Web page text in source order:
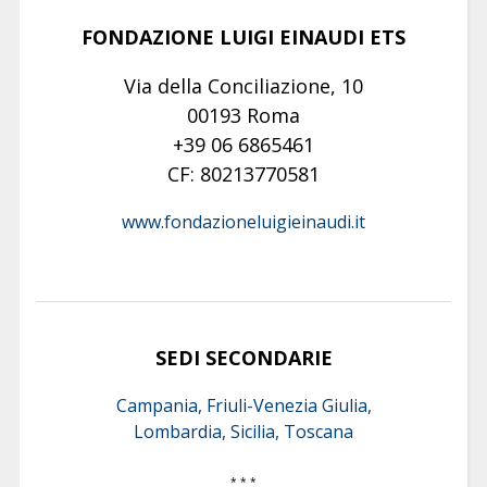
FONDAZIONE LUIGI EINAUDI ETS
Via della Conciliazione, 10
00193 Roma
+39 06 6865461
CF: 80213770581
www.fondazioneluigieinaudi.it
SEDI SECONDARIE
Campania, Friuli-Venezia Giulia,
Lombardia, Sicilia, Toscana
* * *